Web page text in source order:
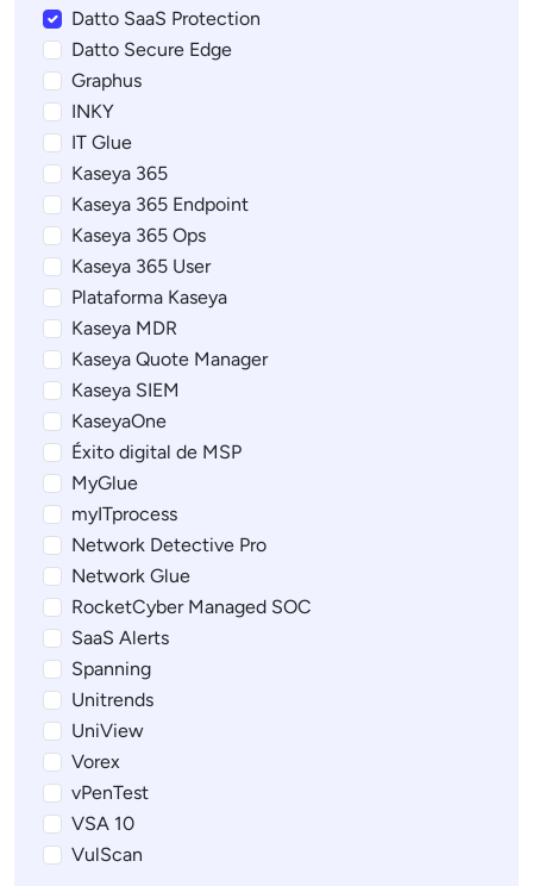
Datto SaaS Protection
Datto Secure Edge
Graphus
INKY
IT Glue
Kaseya 365
Kaseya 365 Endpoint
Kaseya 365 Ops
Kaseya 365 User
Plataforma Kaseya
Kaseya MDR
Kaseya Quote Manager
Kaseya SIEM
KaseyaOne
Éxito digital de MSP
MyGlue
myITprocess
Network Detective Pro
Network Glue
RocketCyber Managed SOC
SaaS Alerts
Spanning
Unitrends
UniView
Vorex
vPenTest
VSA 10
VulScan